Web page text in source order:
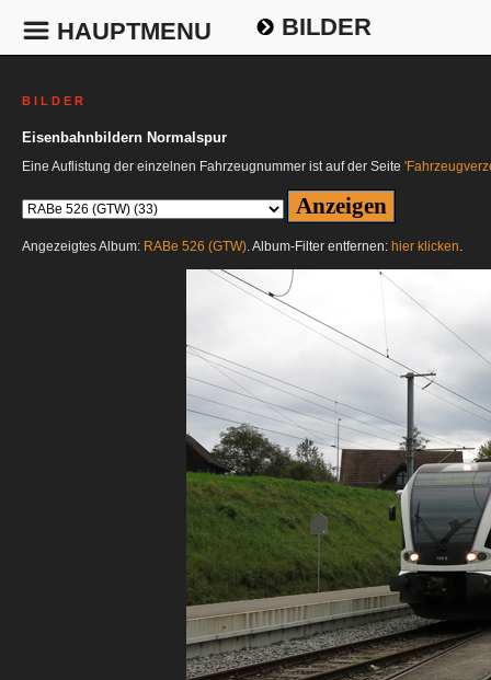
HAUPTMENU BILDER
B I L D E R
Eisenbahnbildern Normalspur
Eine Auflistung der einzelnen Fahrzeugnummer ist auf der Seite
Angezeigtes Album: RABe 526 (GTW). Album-Filter entfernen: hier klicken.